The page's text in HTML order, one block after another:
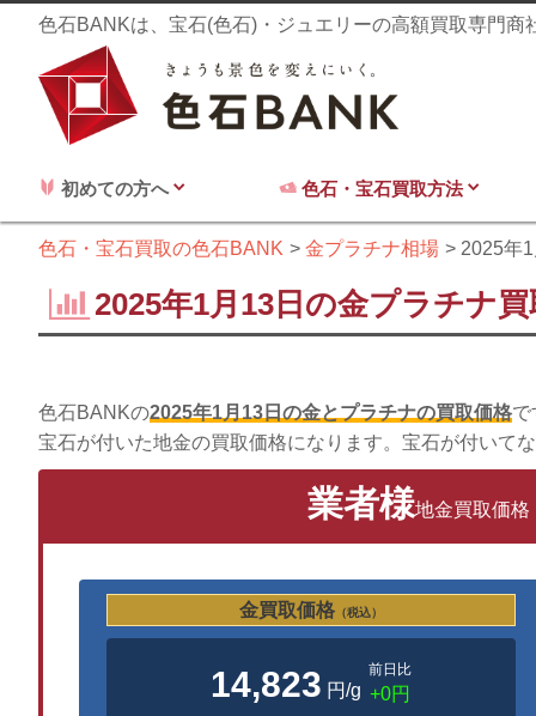
色石BANKは、宝石(色石)・ジュエリーの高額買取専門商
初めての方へ 色石・宝石買取方法
色石・宝石買取の色石BANK 金プラチナ相場 2025年1
2025年1月13日の金プラチナ
色石BANKの2025年1月13日の金とプラチナの買取価格で
宝石が付いた地金の買取価格になります。宝石が付いて
業者様地金買取価格
金買取価格（税込）
14,823 円/g
前日比
+0円